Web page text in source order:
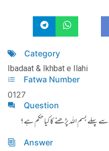
Category
Ibadaat & Ikhbat e Ilahi
Fatwa Number
0127
Question
بسم اللہ پڑھنے کا کیا حکم ہے؟
Answer